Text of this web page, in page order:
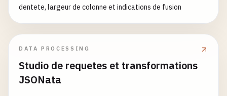
dentete, largeur de colonne et indications de fusion
DATA PROCESSING
Studio de requetes et transformations
JSONata